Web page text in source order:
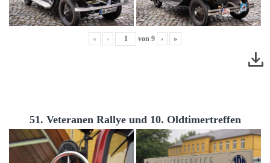
« ‹ von 9 › »
51. Veteranen Rallye und 10. Oldtimertreffen